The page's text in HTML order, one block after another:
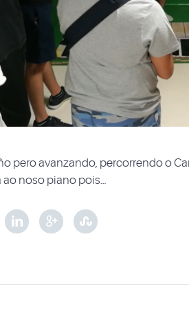
pero avanzando, percorrendo o
noso piano pois…